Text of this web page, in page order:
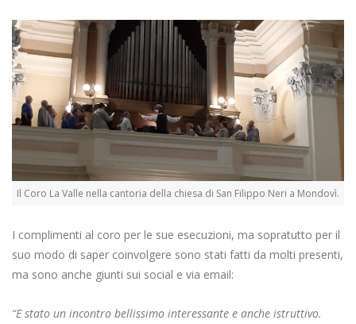
Il Coro La Valle nella cantoria della chiesa di San Filippo Neri a Mondovì.
I complimenti al coro per le sue esecuzioni, ma sopratutto per il
suo modo di saper coinvolgere sono stati fatti da molti presenti,
ma sono anche giunti sui social e via email:
“E stato un incontro bellissimo interessante e anche istruttivo.